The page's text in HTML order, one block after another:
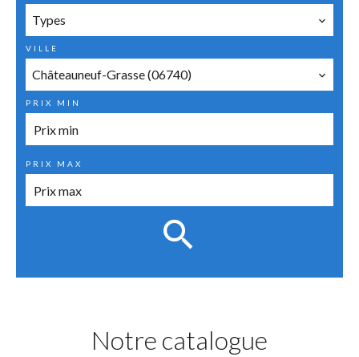
Notre catalogue
Types
VILLE
Châteauneuf-Grasse (06740)
PRIX MIN
PRIX MAX